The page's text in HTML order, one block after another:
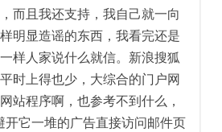
且我还支持，我自己就一向
明显造谣的东西，我看完还是
样人家说什么就信。新浪搜狐
时上得也少，大综合的门户网
站程序啊，也参考不到什么，
开它一堆的广告直接访问邮件页